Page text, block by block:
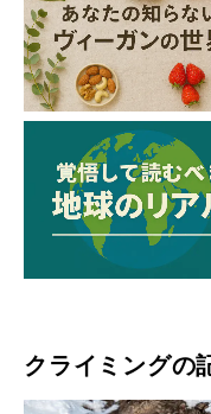
クライミングの